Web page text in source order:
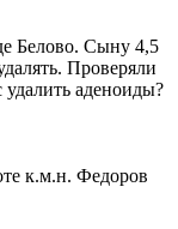
Белово. Сыну 4,5
Проверяли
аденоиды?
к.м.н. Федоров